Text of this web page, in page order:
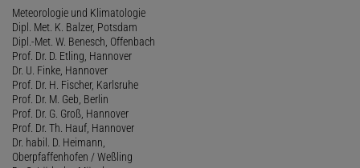
Meteorologie und Klimatologie
Dipl. Met. K. Balzer, Potsdam
Dipl.-Met. W. Benesch, Offenbach
Prof. Dr. D. Etling, Hannover
Dr. U. Finke, Hannover
Prof. Dr. H. Fischer, Karlsruhe
Prof. Dr. M. Geb, Berlin
Prof. Dr. G. Groß, Hannover
Prof. Dr. Th. Hauf, Hannover
Dr. habil. D. Heimann,
Oberpfaffenhofen / Weßling